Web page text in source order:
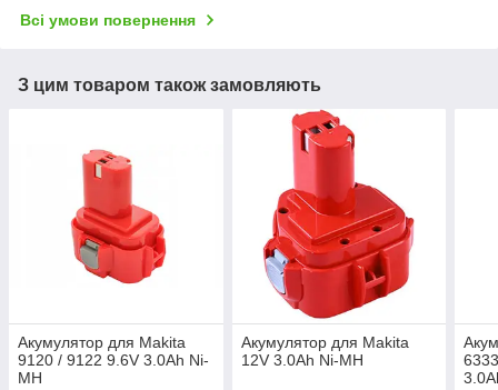
Всі умови повернення
З цим товаром також замовляють
Акумулятор для Makita
9120 / 9122 9.6V 3.0Ah Ni-
MH
Акумулятор для Makita
12V 3.0Ah Ni-MH